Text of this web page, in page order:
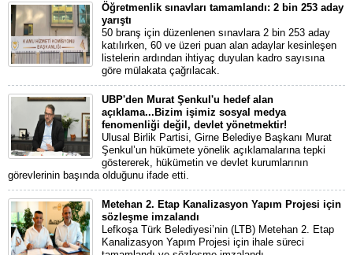
Öğretmenlik sınavları tamamlandı: 2 bin 253 aday
yarıştı
50 branş için düzenlenen sınavlara 2 bin 253 aday
katılırken, 60 ve üzeri puan alan adaylar kesinleşen
listelerin ardından ihtiyaç duyulan kadro sayısına
göre mülakata çağrılacak.
UBP'den Murat Şenkul'u hedef alan
açıklama...Bizim işimiz sosyal medya
fenomenliği değil, devlet yönetmektir!
Ulusal Birlik Partisi, Girne Belediye Başkanı Murat
Şenkul’un hükümete yönelik açıklamalarına tepki
göstererek, hükümetin ve devlet kurumlarının
görevlerinin başında olduğunu ifade etti.
Metehan 2. Etap Kanalizasyon Yapım Projesi için
sözleşme imzalandı
Lefkoşa Türk Belediyesi’nin (LTB) Metehan 2. Etap
Kanalizasyon Yapım Projesi için ihale süreci